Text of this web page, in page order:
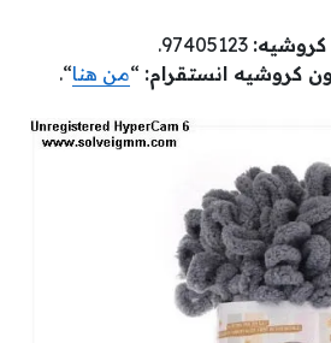
كروشيه انستقرام: “من هنا“.